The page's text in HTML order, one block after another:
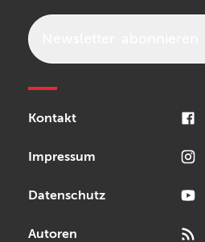
Kontakt
Impressum
Datenschutz
Autoren